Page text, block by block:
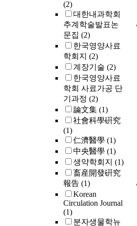
(2)
대한내과학회
추계학술발표논
문집 (2)
한국영양사료
학회지 (2)
계장기술 (2)
한국영양사료
학회 사료가공 단
기과정 (2)
論文集 (1)
社會科學硏究
(1)
仁濟醫學 (1)
中央醫學 (1)
생약학회지 (1)
畜産開發硏究
報告 (1)
Korean
Circulation Journal
(1)
분자생물학뉴